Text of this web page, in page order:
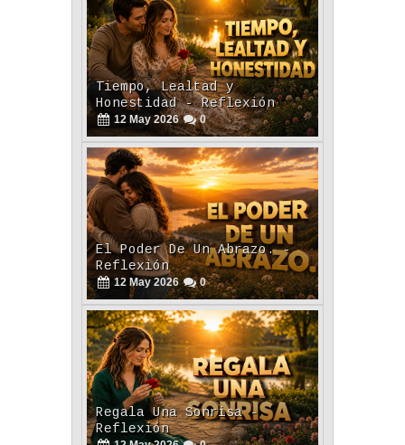
Tiempo, Lealtad y
Honestidad - Reflexión
12 May 2026 0
El Poder De Un Abrazo. -
Reflexión
12 May 2026 0
Regala Una Sonrisa -
Reflexión